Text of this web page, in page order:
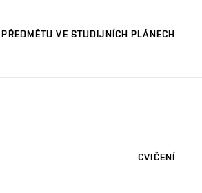
VE STUDIJNÍCH PLÁNECH
CVIČENÍ